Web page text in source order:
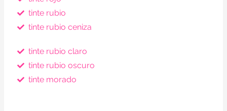
tinte rubio
tinte rubio ceniza
tinte rubio claro
tinte rubio oscuro
tinte morado